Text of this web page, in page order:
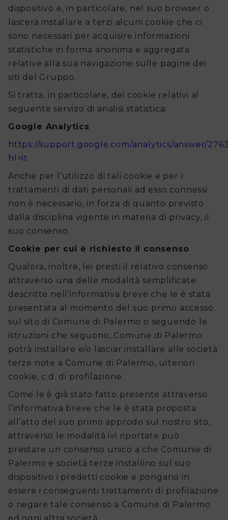
dispositivo e, in particolare, nel suo browser o
lascerà installare a terzi alcuni cookie che ci
sono necessari per acquisire informazioni
statistiche in forma anonima e aggregata
relative alla sua navigazione sulle pagine dei
siti del Gruppo.
Si tratta, in particolare, dei cookie relativi al
seguente servizo di analisi statistica:
Google Analytics
https://support.google.com/analytics/answer/
hl=it
Anche per l’utilizzo di tali cookie e per i
trattamenti di dati personali ad esso connessi
non è necessario, in forza di quanto previsto
dalla disciplina vigente in materia di privacy, il
suo consenso.
Cookie per cui è richiesto il consenso
Qualora, inoltre, lei presti il relativo consenso
attraverso una delle modalità semplificate
descritte nell’informativa breve che le è stata
presentata al momento del suo primo accesso
sul sito di Comune di Palermo o seguendo le
istruzioni che seguono, Comune di Palermo
potrà installare e/o lasciar installare alle società
terze note a Comune di Palermo, ulteriori
cookie, c.d. di profilazione.
Come le è già stato fatto presente attraverso
l’informativa breve che le è stata proposta
all’atto del suo primo approdo sul nostro sito,
attraverso le modalità ivi riportate può
prestare un consenso unico a che Comunie di
Palermo e società terze installino sul suo
dispositivo i predetti cookie e pongano in
essere i conseguenti trattamenti di profilazione
o negare tale consenso a Comune di Palermo